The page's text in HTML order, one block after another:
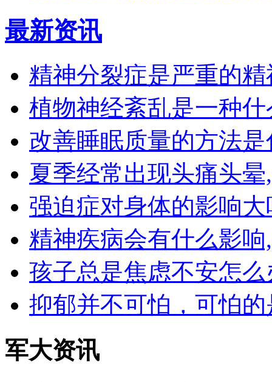
最新资讯
精神分裂症是严重的
植物神经紊乱是一种
改善睡眠质量的方法
夏季经常出现头痛头
强迫症对身体的影响
精神疾病会有什么影
孩子总是焦虑不安怎
抑郁并不可怕，可怕
军大资讯